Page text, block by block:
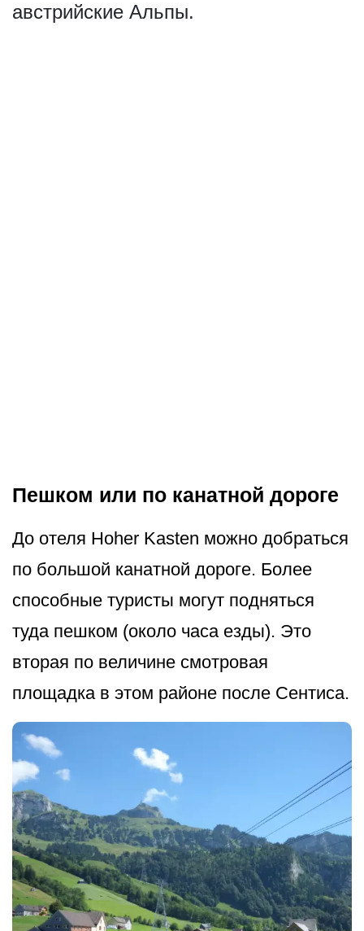
австрийские Альпы.
Пешком или по канатной дороге
До отеля Hoher Kasten можно добраться
по большой канатной дороге. Более
способные туристы могут подняться
туда пешком (около часа езды). Это
вторая по величине смотровая
площадка в этом районе после Сентиса.